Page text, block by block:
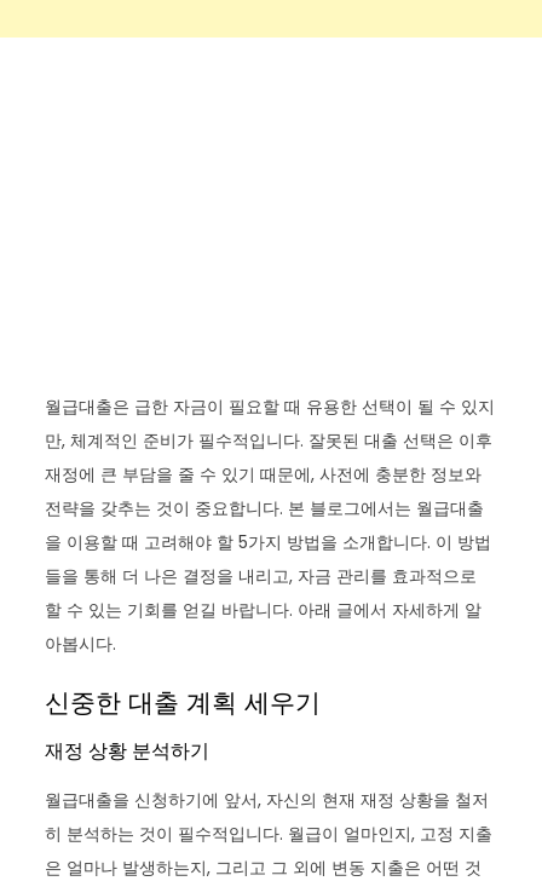
월급대출은 급한 자금이 필요할 때 유용한 선택이 될 수 있지
만, 체계적인 준비가 필수적입니다. 잘못된 대출 선택은 이후
재정에 큰 부담을 줄 수 있기 때문에, 사전에 충분한 정보와
전략을 갖추는 것이 중요합니다. 본 블로그에서는 월급대출
을 이용할 때 고려해야 할 5가지 방법을 소개합니다. 이 방법
들을 통해 더 나은 결정을 내리고, 자금 관리를 효과적으로
할 수 있는 기회를 얻길 바랍니다. 아래 글에서 자세하게 알
아봅시다.
신중한 대출 계획 세우기
재정 상황 분석하기
월급대출을 신청하기에 앞서, 자신의 현재 재정 상황을 철저
히 분석하는 것이 필수적입니다. 월급이 얼마인지, 고정 지출
은 얼마나 발생하는지, 그리고 그 외에 변동 지출은 어떤 것